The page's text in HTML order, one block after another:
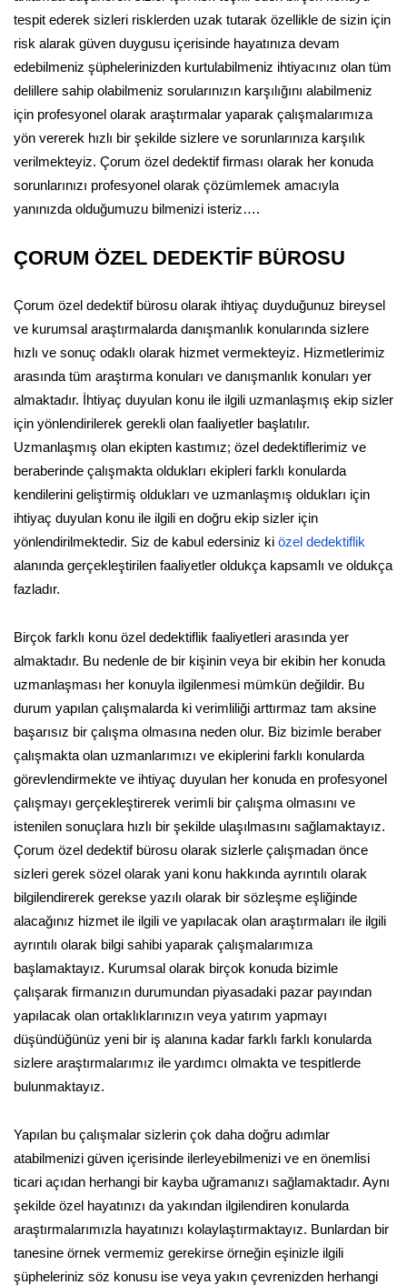
tespit ederek sizleri risklerden uzak tutarak özellikle de sizin için
risk alarak güven duygusu içerisinde hayatınıza devam
edebilmeniz şüphelerinizden kurtulabilmeniz ihtiyacınız olan tüm
delillere sahip olabilmeniz sorularınızın karşılığını alabilmeniz
için profesyonel olarak araştırmalar yaparak çalışmalarımıza
yön vererek hızlı bir şekilde sizlere ve sorunlarınıza karşılık
verilmekteyiz. Çorum özel dedektif firması olarak her konuda
sorunlarınızı profesyonel olarak çözümlemek amacıyla
yanınızda olduğumuzu bilmenizi isteriz….
ÇORUM ÖZEL DEDEKTİF BÜROSU
Çorum özel dedektif bürosu olarak ihtiyaç duyduğunuz bireysel
ve kurumsal araştırmalarda danışmanlık konularında sizlere
hızlı ve sonuç odaklı olarak hizmet vermekteyiz. Hizmetlerimiz
arasında tüm araştırma konuları ve danışmanlık konuları yer
almaktadır. İhtiyaç duyulan konu ile ilgili uzmanlaşmış ekip sizler
için yönlendirilerek gerekli olan faaliyetler başlatılır.
Uzmanlaşmış olan ekipten kastımız; özel dedektiflerimiz ve
beraberinde çalışmakta oldukları ekipleri farklı konularda
kendilerini geliştirmiş oldukları ve uzmanlaşmış oldukları için
ihtiyaç duyulan konu ile ilgili en doğru ekip sizler için
yönlendirilmektedir. Siz de kabul edersiniz ki özel dedektiflik
alanında gerçekleştirilen faaliyetler oldukça kapsamlı ve oldukça
fazladır.
Birçok farklı konu özel dedektiflik faaliyetleri arasında yer
almaktadır. Bu nedenle de bir kişinin veya bir ekibin her konuda
uzmanlaşması her konuyla ilgilenmesi mümkün değildir. Bu
durum yapılan çalışmalarda ki verimliliği arttırmaz tam aksine
başarısız bir çalışma olmasına neden olur. Biz bizimle beraber
çalışmakta olan uzmanlarımızı ve ekiplerini farklı konularda
görevlendirmekte ve ihtiyaç duyulan her konuda en profesyonel
çalışmayı gerçekleştirerek verimli bir çalışma olmasını ve
istenilen sonuçlara hızlı bir şekilde ulaşılmasını sağlamaktayız.
Çorum özel dedektif bürosu olarak sizlerle çalışmadan önce
sizleri gerek sözel olarak yani konu hakkında ayrıntılı olarak
bilgilendirerek gerekse yazılı olarak bir sözleşme eşliğinde
alacağınız hizmet ile ilgili ve yapılacak olan araştırmaları ile ilgili
ayrıntılı olarak bilgi sahibi yaparak çalışmalarımıza
başlamaktayız. Kurumsal olarak birçok konuda bizimle
çalışarak firmanızın durumundan piyasadaki pazar payından
yapılacak olan ortaklıklarınızın veya yatırım yapmayı
düşündüğünüz yeni bir iş alanına kadar farklı farklı konularda
sizlere araştırmalarımız ile yardımcı olmakta ve tespitlerde
bulunmaktayız.
Yapılan bu çalışmalar sizlerin çok daha doğru adımlar
atabilmenizi güven içerisinde ilerleyebilmenizi ve en önemlisi
ticari açıdan herhangi bir kayba uğramanızı sağlamaktadır. Aynı
şekilde özel hayatınızı da yakından ilgilendiren konularda
araştırmalarımızla hayatınızı kolaylaştırmaktayız. Bunlardan bir
tanesine örnek vermemiz gerekirse örneğin eşinizle ilgili
şüpheleriniz söz konusu ise veya yakın çevrenizden herhangi